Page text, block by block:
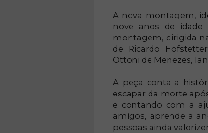
A nova montagem,
nove anos de
montagem, dirigida
de Ricardo
Ottoni de Menezes,
A peça conta a
escapar da morte
e contando com a
amigos, aprende a
pessoas ainda